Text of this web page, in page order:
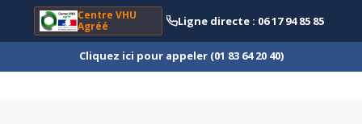
Centre VHU
Agréé
Ligne directe : 06 17 94 85 85
Cliquez ici pour appeler (01 83 64 20 40)